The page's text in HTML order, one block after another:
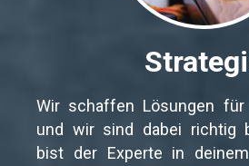
Wir schaffen Lösungen für
und wir sind dabei richtig
bist der Experte in